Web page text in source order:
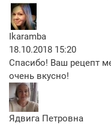
Ikaramba
18.10.2018 15:20
Спасибо! Ваш рецепт
очень вкусно!
Ядвига Петровна